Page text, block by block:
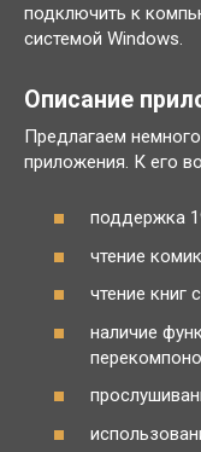
подключить к
системой Windows.
Описание
Предлагаем
приложения. К его
поддержка
чтение
чтение книг
наличие